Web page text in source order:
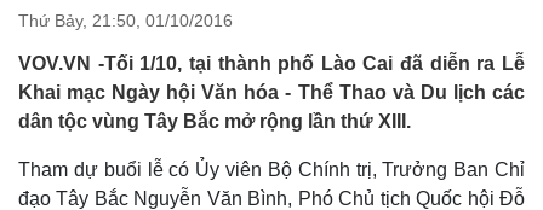
Thứ Bảy, 21:50, 01/10/2016
VOV.VN -Tối 1/10, tại thành phố Lào Cai đã diễn ra Lễ
Khai mạc Ngày hội Văn hóa - Thể Thao và Du lịch các
dân tộc vùng Tây Bắc mở rộng lần thứ XIII.
Tham dự buổi lễ có Ủy viên Bộ Chính trị, Trưởng Ban Chỉ
đạo Tây Bắc Nguyễn Văn Bình, Phó Chủ tịch Quốc hội Đỗ